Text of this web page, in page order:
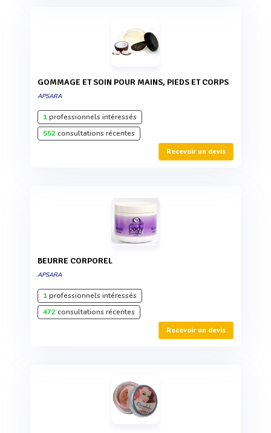
GOMMAGE ET SOIN POUR MAINS, PIEDS ET CORPS
APSARA
1professionnels intéressés
552consultations récentes
Recevoir un devis
BEURRE CORPOREL
APSARA
1professionnels intéressés
472consultations récentes
Recevoir un devis